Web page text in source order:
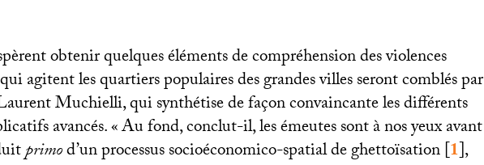
obtenir quelques éléments de compréhension des violences
agitent les quartiers populaires des grandes villes seront comblés par
Muchielli, qui synthétise de façon convaincante les différents
avancés. «Au fond, conclut-il, les émeutes sont à nos yeux avant
primod’un processus socioéconomico-spatial de ghettoïsation[1],